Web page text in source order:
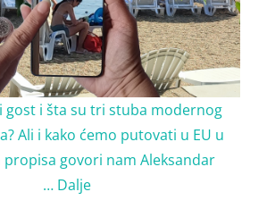
gost i šta su tri stuba modernog
Ali i kako ćemo putovati u EU u
govori nam Aleksandar
… Dalje